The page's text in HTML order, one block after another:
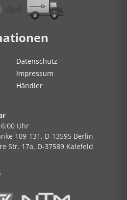
Datenschutz
Impressum
Händler
Uhr
109-131, D-13595 Berlin
Str. 17a, D-37589 Kalefeld